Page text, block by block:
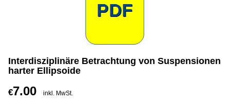
Interdisziplinäre Betrachtung von Suspensionen
harter Ellipsoide
€7.00 inkl. MwSt.